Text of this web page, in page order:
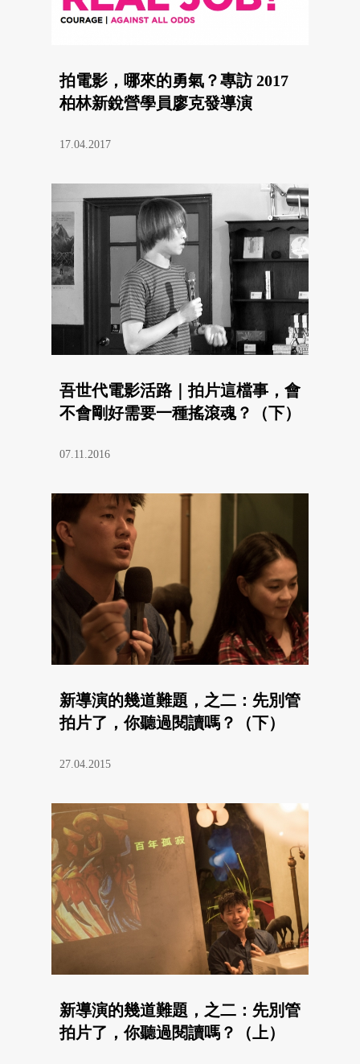
拍電影，哪來的勇氣？專訪 2017
柏林新銳營學員廖克發導演
17.04.2017
吾世代電影活路｜拍片這檔事，會
不會剛好需要一種搖滾魂？（下）
07.11.2016
新導演的幾道難題，之二：先別管
拍片了，你聽過閱讀嗎？（下）
27.04.2015
新導演的幾道難題，之二：先別管
拍片了，你聽過閱讀嗎？（上）